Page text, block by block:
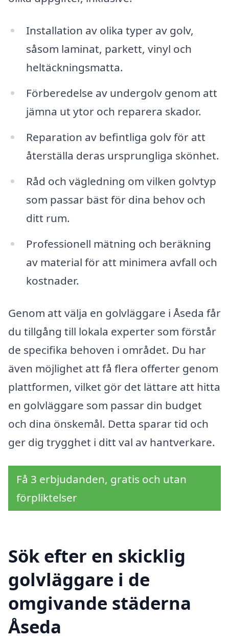
Installation av olika typer av golv,
såsom laminat, parkett, vinyl och
heltäckningsmatta.
Förberedelse av undergolv genom att
jämna ut ytor och reparera skador.
Reparation av befintliga golv för att
återställa deras ursprungliga skönhet.
Råd och vägledning om vilken golvtyp
som passar bäst för dina behov och
ditt rum.
Professionell mätning och beräkning
av material för att minimera avfall och
kostnader.
Genom att välja en golvläggare i Åseda får
du tillgång till lokala experter som förstår
de specifika behoven i området. Du har
även möjlighet att få flera offerter genom
plattformen, vilket gör det lättare att hitta
en golvläggare som passar din budget
och dina önskemål. Detta sparar tid och
ger dig trygghet i ditt val av hantverkare.
Få 3 erbjudanden, gratis och utan
förpliktelser
Sök efter en skicklig
golvläggare i de
omgivande städerna
Åseda